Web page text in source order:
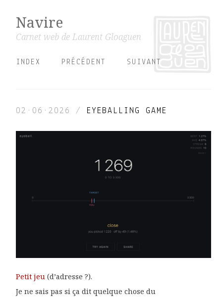
Navire
Carnet web de Laurent Gloaguen
INDEX PRÉCÉDENT SUIVANT
02·06·2026 / EYEBALLING GAME
Petit jeu (d’adresse ?).
Je ne sais pas si ça dit quelque chose du